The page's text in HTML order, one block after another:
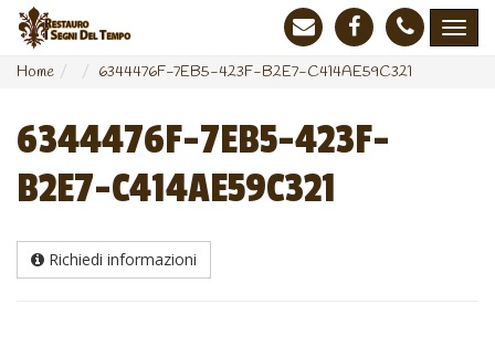
Home 6344476F-7EB5-423F-B2E7-C414AE59C321
6344476F-7EB5-423F-
B2E7-C414AE59C321
Richiedi informazioni